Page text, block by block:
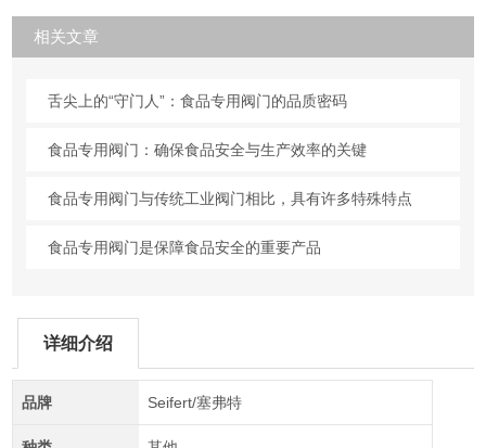
相关文章
舌尖上的“守门人”：食品专用阀门的品质密码
食品专用阀门：确保食品安全与生产效率的关键
食品专用阀门与传统工业阀门相比，具有许多特殊特点
食品专用阀门是保障食品安全的重要产品
详细介绍
品牌 Seifert/塞弗特